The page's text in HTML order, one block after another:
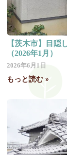
【茨木市】目隠
（2026年1月）
2026年6月1日
もっと読む »